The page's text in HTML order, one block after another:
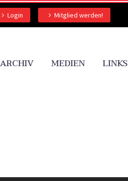
Login Mitglied werden!
ARCHIV MEDIEN LINKS